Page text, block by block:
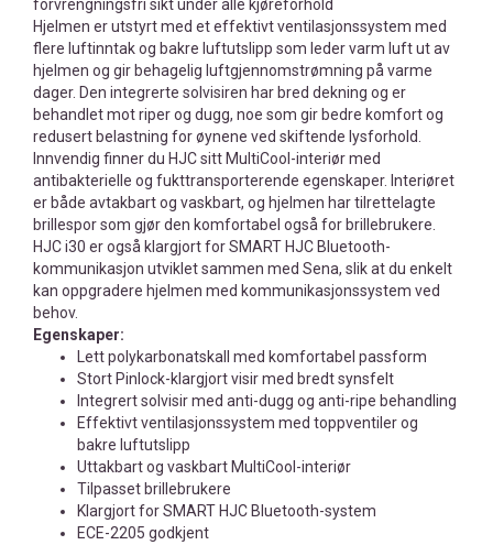
forvrengningsfri sikt under alle kjøreforhold
Hjelmen er utstyrt med et effektivt ventilasjonssystem med
flere luftinntak og bakre luftutslipp som leder varm luft ut av
hjelmen og gir behagelig luftgjennomstrømning på varme
dager. Den integrerte solvisiren har bred dekning og er
behandlet mot riper og dugg, noe som gir bedre komfort og
redusert belastning for øynene ved skiftende lysforhold.
Innvendig finner du HJC sitt MultiCool-interiør med
antibakterielle og fukttransporterende egenskaper. Interiøret
er både avtakbart og vaskbart, og hjelmen har tilrettelagte
brillespor som gjør den komfortabel også for brillebrukere.
HJC i30 er også klargjort for SMART HJC Bluetooth-
kommunikasjon utviklet sammen med Sena, slik at du enkelt
kan oppgradere hjelmen med kommunikasjonssystem ved
behov.
Egenskaper:
Lett polykarbonatskall med komfortabel passform
Stort Pinlock-klargjort visir med bredt synsfelt
Integrert solvisir med anti-dugg og anti-ripe behandling
Effektivt ventilasjonssystem med toppventiler og
bakre luftutslipp
Uttakbart og vaskbart MultiCool-interiør
Tilpasset brillebrukere
Klargjort for SMART HJC Bluetooth-system
ECE-2205 godkjent